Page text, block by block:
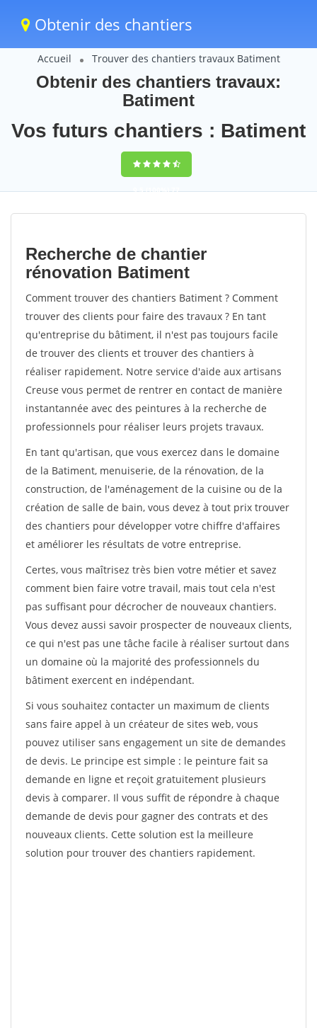
Obtenir des chantiers
Accueil Trouver des chantiers travaux Batiment
Obtenir des chantiers travaux:
Batiment
Vos futurs chantiers : Batiment
9,5(100%)77
votes
Recherche de chantier
rénovation Batiment
Comment trouver des chantiers Batiment ? Comment
trouver des clients pour faire des travaux ? En tant
qu'entreprise du bâtiment, il n'est pas toujours facile
de trouver des clients et trouver des chantiers à
réaliser rapidement. Notre service d'aide aux artisans
Creuse vous permet de rentrer en contact de manière
instantannée avec des peintures à la recherche de
professionnels pour réaliser leurs projets travaux.
En tant qu'artisan, que vous exercez dans le domaine
de la Batiment, menuiserie, de la rénovation, de la
construction, de l'aménagement de la cuisine ou de la
création de salle de bain, vous devez à tout prix trouver
des chantiers pour développer votre chiffre d'affaires
et améliorer les résultats de votre entreprise.
Certes, vous maîtrisez très bien votre métier et savez
comment bien faire votre travail, mais tout cela n'est
pas suffisant pour décrocher de nouveaux chantiers.
Vous devez aussi savoir prospecter de nouveaux clients,
ce qui n'est pas une tâche facile à réaliser surtout dans
un domaine où la majorité des professionnels du
bâtiment exercent en indépendant.
Si vous souhaitez contacter un maximum de clients
sans faire appel à un créateur de sites web, vous
pouvez utiliser sans engagement un site de demandes
de devis. Le principe est simple : le peinture fait sa
demande en ligne et reçoit gratuitement plusieurs
devis à comparer. Il vous suffit de répondre à chaque
demande de devis pour gagner des contrats et des
nouveaux clients. Cette solution est la meilleure
solution pour trouver des chantiers rapidement.